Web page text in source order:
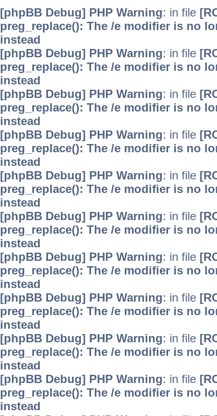
[phpBB Debug] PHP Warning: in file
preg_replace(): The /e modifier is no
instead
[phpBB Debug] PHP Warning: in file
preg_replace(): The /e modifier is no
instead
[phpBB Debug] PHP Warning: in file
preg_replace(): The /e modifier is no
instead
[phpBB Debug] PHP Warning: in file
preg_replace(): The /e modifier is no
instead
[phpBB Debug] PHP Warning: in file
preg_replace(): The /e modifier is no
instead
[phpBB Debug] PHP Warning: in file
preg_replace(): The /e modifier is no
instead
[phpBB Debug] PHP Warning: in file
preg_replace(): The /e modifier is no
instead
[phpBB Debug] PHP Warning: in file
preg_replace(): The /e modifier is no
instead
[phpBB Debug] PHP Warning: in file
preg_replace(): The /e modifier is no
instead
[phpBB Debug] PHP Warning: in file
preg_replace(): The /e modifier is no
instead